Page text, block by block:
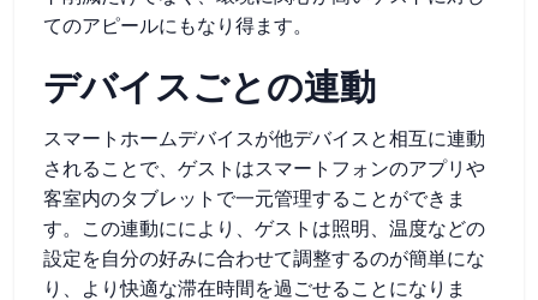
てのアピールにもなり得ます。
デバイスごとの連動
スマートホームデバイスが他デバイスと相互に連動
されることで、ゲストはスマートフォンのアプリや
客室内のタブレットで一元管理することができま
す。この連動ににより、ゲストは照明、温度などの
設定を自分の好みに合わせて調整するのが簡単にな
り、より快適な滞在時間を過ごせることになりま